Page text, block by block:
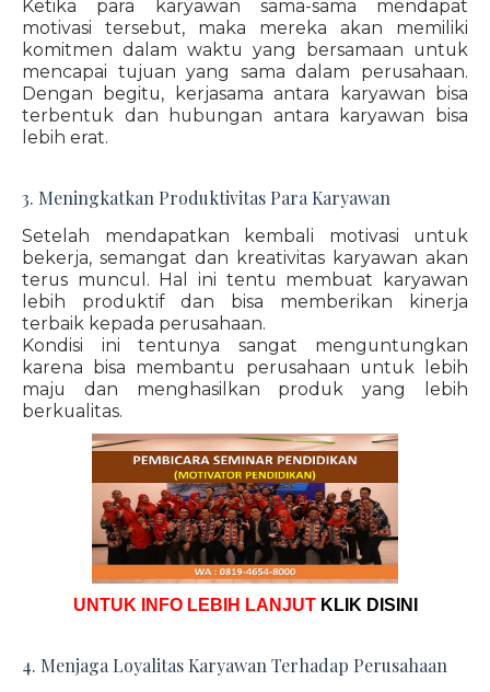
Ketika para karyawan sama-sama mendapat
motivasi tersebut, maka mereka akan memiliki
komitmen dalam waktu yang bersamaan untuk
mencapai tujuan yang sama dalam perusahaan.
Dengan begitu, kerjasama antara karyawan bisa
terbentuk dan hubungan antara karyawan bisa
lebih erat.
3. Meningkatkan Produktivitas Para Karyawan
Setelah mendapatkan kembali motivasi untuk
bekerja, semangat dan kreativitas karyawan akan
terus muncul. Hal ini tentu membuat karyawan
lebih produktif dan bisa memberikan kinerja
terbaik kepada perusahaan.
Kondisi ini tentunya sangat menguntungkan
karena bisa membantu perusahaan untuk lebih
maju dan menghasilkan produk yang lebih
berkualitas.
UNTUK INFO LEBIH LANJUT KLIK DISINI
4. Menjaga Loyalitas Karyawan Terhadap Perusahaan